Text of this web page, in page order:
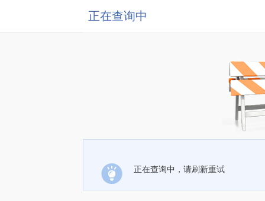
正在查询中
正在查询中，请刷新重试